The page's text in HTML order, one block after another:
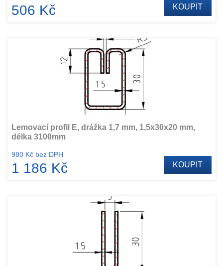
506 Kč KOUPIT
Lemovací profil E, drážka 1,7 mm, 1,5x30x20 mm,
délka 3100mm
980 Kč bez DPH
1 186 Kč KOUPIT